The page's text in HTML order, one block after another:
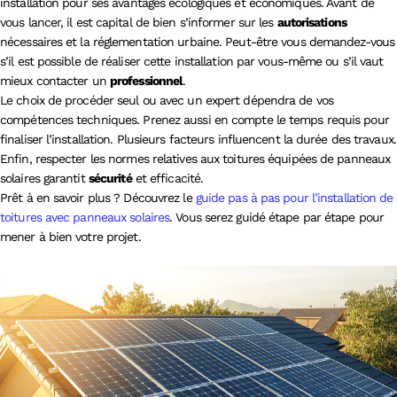
vous lancer, il est capital de bien s’informer sur les autorisations
nécessaires et la réglementation urbaine. Peut-être vous demandez-vous
s’il est possible de réaliser cette installation par vous-même ou s’il vaut
mieux contacter un professionnel.
Le choix de procéder seul ou avec un expert dépendra de vos
compétences techniques. Prenez aussi en compte le temps requis pour
finaliser l’installation. Plusieurs facteurs influencent la durée des travaux.
Enfin, respecter les normes relatives aux toitures équipées de panneaux
solaires garantitsécuritéet efficacité.
Prêt à en savoir plus ? Découvrez leguide pas à pas pour l’installation de
toitures avec panneaux solaires. Vous serez guidé étape par étape pour
mener à bien votre projet.